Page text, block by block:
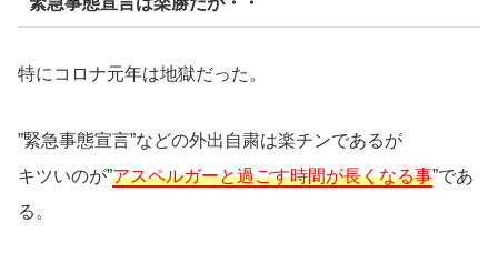
特にコロナ元年は地獄だった。
”緊急事態宣言”などの外出自粛は楽チンであるが
キツいのが”アスペルガーと過ごす時間が長くなる事”であ
る。